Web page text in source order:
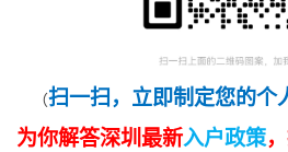
（扫一扫，立即制定您的个
为你解答深圳最新入户政策